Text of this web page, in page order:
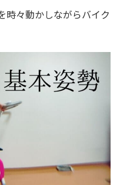
時々動かしながらバイク